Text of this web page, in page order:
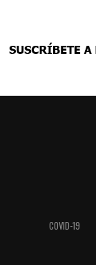
COVID-19